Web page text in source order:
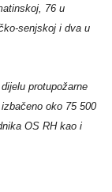
76 u
senjskoj i dva u
protupožarne
oko 75 500
OS RH kao i